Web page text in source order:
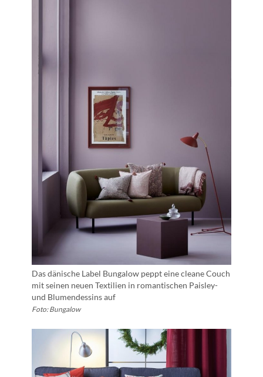
Das dänische Label Bungalow peppt eine cleane Couch
mit seinen neuen Textilien in romantischen Paisley-
und Blumendessins auf
Foto: Bungalow